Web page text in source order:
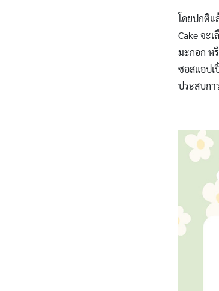
โดยปกติแ
Cake จะ
มะกอก ห
ซอสแอปเ
ประสบกา